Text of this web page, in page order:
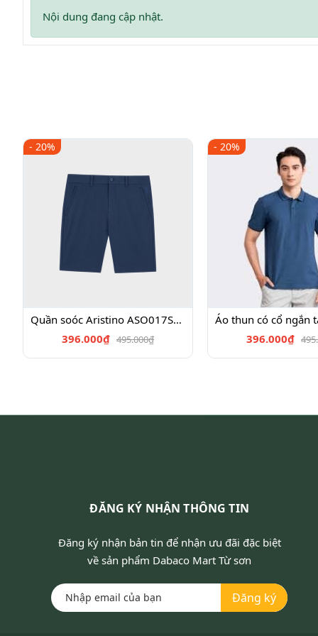
Nội dung đang cập nhật.
- 20%
Quần soóc Aristino ASO017S3,Insidemen SO026S3,ISO025S3
396.000₫ 495.000₫
- 20%
396.000₫
ĐĂNG KÝ NHẬN THÔNG TIN
Đăng ký nhận bản tin để nhận ưu đãi đặc biệt
về sản phẩm Dabaco Mart Từ sơn
Đăng ký